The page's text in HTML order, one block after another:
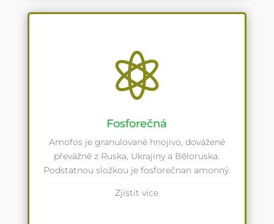

Fosforečná
Amofos je granulované hnojivo, dovážené
převážně z Ruska, Ukrajiny a Běloruska.
Podstatnou složkou je fosforečnan amonný.
Zjistit více